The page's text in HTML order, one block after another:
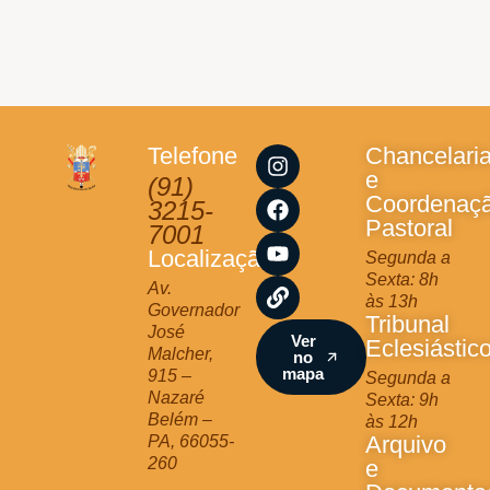
Telefone
(91)
3215-
7001
Localização
Av.
Governador
José
Malcher,
915 –
Nazaré
Belém –
PA, 66055-
260
I
n
s
t
a
g
r
a
m
F
a
c
e
b
o
o
k
Y
o
u
t
u
b
e
L
i
n
k
Ver
no
mapa
e
Pastoral
Segunda a
Sexta: 8h
às 13h
Tribunal
Segunda a
Sexta: 9h
às 12h
Arquivo
e